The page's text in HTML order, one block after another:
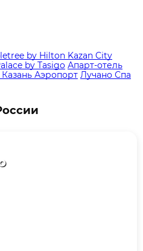
by Hilton Kazan City
by Tasigo Апарт-отель
Аэропорт Лучано Спа